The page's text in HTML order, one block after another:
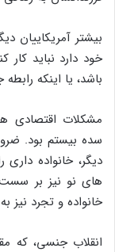
بیشتر آمریکاییان
خود دارد نباید کار
باشد، یا اینکه
مشکلات اقتصادی
سده بیستم بود.
دیگر، خانواده‌
های نو نیز بر سست
خانواده و تجرد نیز